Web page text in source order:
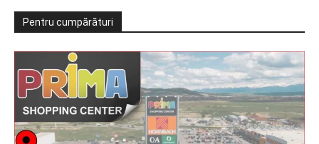
Pentru cumpărături